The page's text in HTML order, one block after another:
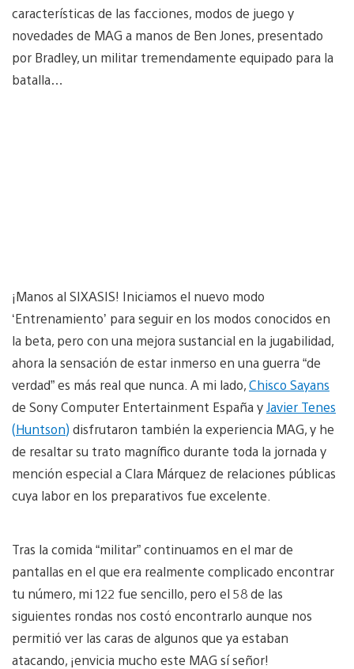
características de las facciones, modos de juego y
novedades de MAG a manos de Ben Jones, presentado
por Bradley, un militar tremendamente equipado para la
batalla…
¡Manos al SIXASIS! Iniciamos el nuevo modo
‘Entrenamiento’ para seguir en los modos conocidos en
la beta, pero con una mejora sustancial en la jugabilidad,
ahora la sensación de estar inmerso en una guerra “de
verdad” es más real que nunca. A mi lado,Chisco Sayans
de Sony Computer Entertainment España yJavier Tenes
(Huntson) disfrutaron también la experiencia MAG, y he
de resaltar su trato magnífico durante toda la jornada y
mención especial a Clara Márquez de relaciones públicas
cuya labor en los preparativos fue excelente.
Tras la comida “militar” continuamos en el mar de
pantallas en el que era realmente complicado encontrar
tu número, mi 122 fue sencillo, pero el 58 de las
siguientes rondas nos costó encontrarlo aunque nos
permitió ver las caras de algunos que ya estaban
atacando, ¡envicia mucho este MAG sí señor!